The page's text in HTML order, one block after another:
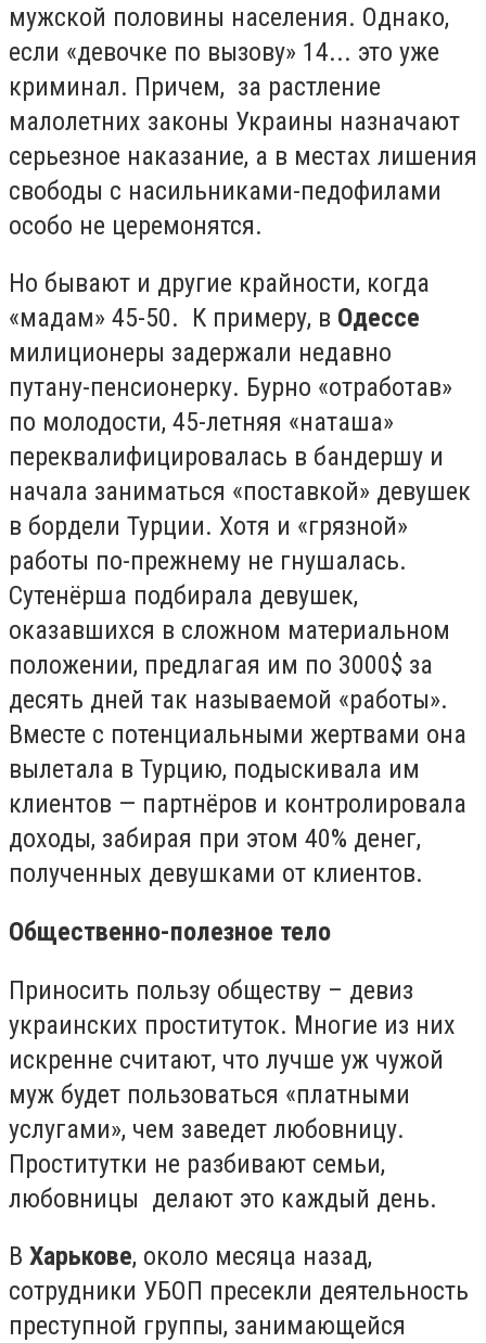
мужской половины населения. Однако,
если «девочке по вызову» 14... это уже
криминал. Причем, за растление
малолетних законы Украины назначают
серьезное наказание, а в местах лишения
свободы с насильниками-педофилами
особо не церемонятся.
Но бывают и другие крайности, когда
«мадам» 45-50. К примеру, в Одессе
милиционеры задержали недавно
путану-пенсионерку. Бурно «отработав»
по молодости, 45-летняя «наташа»
переквалифицировалась в бандершу и
начала заниматься «поставкой» девушек
в бордели Турции. Хотя и «грязной»
работы по-прежнему не гнушалась.
Сутенёрша подбирала девушек,
оказавшихся в сложном материальном
положении, предлагая им по 3000$ за
десять дней так называемой «работы».
Вместе с потенциальными жертвами она
вылетала в Турцию, подыскивала им
клиентов — партнёров и контролировала
доходы, забирая при этом 40% денег,
полученных девушками от клиентов.
Общественно-полезное тело
Приносить пользу обществу – девиз
украинских проституток. Многие из них
искренне считают, что лучше уж чужой
муж будет пользоваться «платными
услугами», чем заведет любовницу.
Проститутки не разбивают семьи,
любовницы делают это каждый день.
В Харькове, около месяца назад,
сотрудники УБОП пресекли деятельность
преступной группы, занимающейся